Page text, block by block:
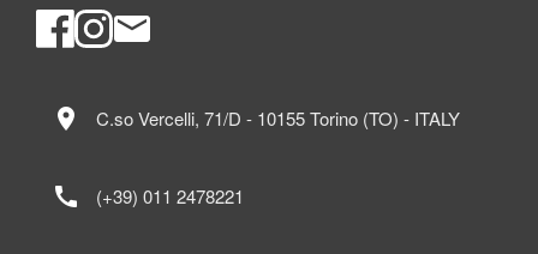
location_on C.so Vercelli, 71/D - 10155 Torino (TO) - ITALY
call (+39) 011 2478221